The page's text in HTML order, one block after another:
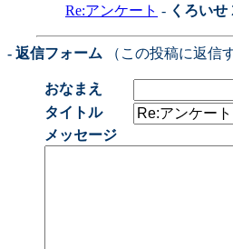
Re:アンケート - くろいせ
- 返信フォーム （この投稿に返信
おなまえ
タイトル
メッセージ